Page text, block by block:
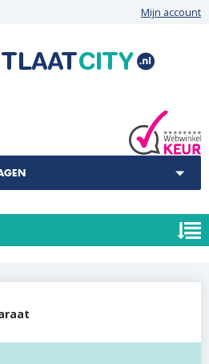
Mijn account